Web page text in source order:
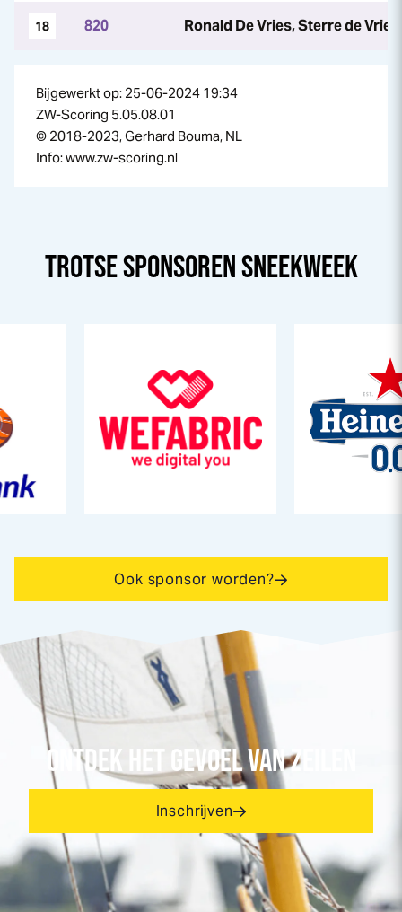
18 820 Ronald De Vries, Sterre de Vries
Bijgewerkt op: 25-06-2024 19:34
ZW-Scoring 5.05.08.01
© 2018-2023, Gerhard Bouma, NL
Info: www.zw-scoring.nl
TROTSE SPONSORENSNEEKWEEK
Ook sponsor worden?
ONTDEK HET GEVOEL VAN ZEILEN
Inschrijven